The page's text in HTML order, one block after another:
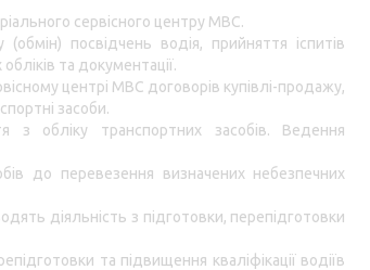
сервісного центру МВС.
посвідчень водія, прийняття іспитів
та документації.
центрі МВС договорів купівлі-продажу,
засоби.
з обліку транспортних засобів. Ведення
до перевезення визначених небезпечних
діяльність з підготовки, перепідготовки
та підвищення кваліфікації водіїв